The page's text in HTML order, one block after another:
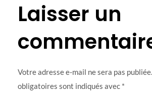
Laisser un
Votre adresse e-mail ne sera pas publiée.
obligatoires sont indiqués avec *